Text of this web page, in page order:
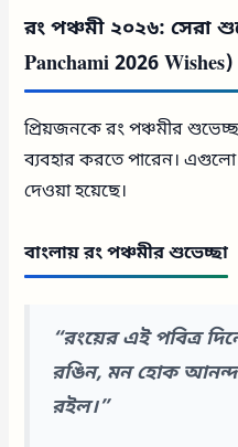
রং পঞ্চমী ২০২৬: সেরা
Panchami 2026 Wishes)
প্রিয়জনকে রং পঞ্চমীর
ব্যবহার করতে পারেন। এগুলো
দেওয়া হয়েছে।
বাংলায় রং পঞ্চমীর শুভেচ্ছা
“রংয়ের এই পবিত্র
রঙিন, মন হোক
রইল।”